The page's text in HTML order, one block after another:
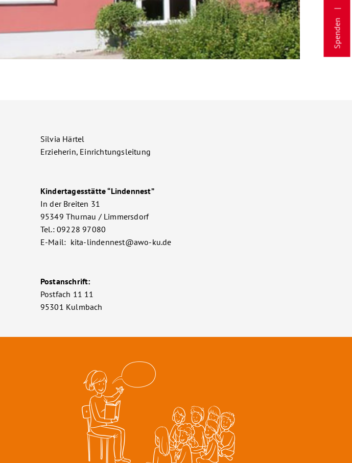
Silvia Härtel
Erzieherin, Einrichtungsleitung
Kindertagesstätte “Lindennest”
In der Breiten 31
95349 Thurnau / Limmersdorf
Tel.: 09228 97080
E-Mail: kita-lindennest@awo-ku.de
Postanschrift:
Postfach 11 11
95301 Kulmbach
Spenden